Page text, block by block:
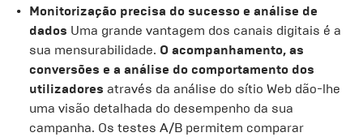
Monitorização precisa do sucesso e análise de
dados Uma grande vantagem dos canais digitais é a
sua mensurabilidade. O acompanhamento, as
conversões e a análise do comportamento dos
utilizadores através da análise do sítio Web dão-lhe
uma visão detalhada do desempenho da sua
campanha. Os testes A/B permitem comparar